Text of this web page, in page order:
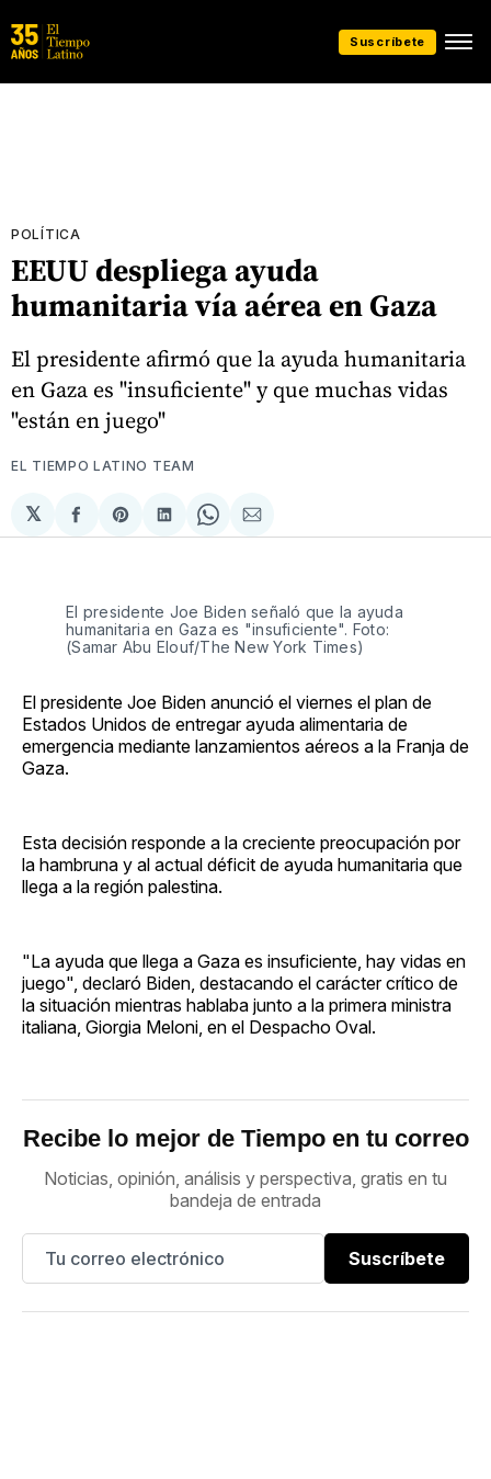
Suscríbete
POLÍTICA
EEUU despliega ayuda
humanitaria vía aérea en Gaza
El presidente afirmó que la ayuda humanitaria
en Gaza es "insuficiente" y que muchas vidas
"están en juego"
EL TIEMPO LATINO TEAM
𝕏
Compartir
en
Share
on
Compartir
en
Share
on
Compartir
via
El presidente Joe Biden señaló que la ayuda
humanitaria en Gaza es "insuficiente". Foto:
(Samar Abu Elouf/The New York Times)
El presidente Joe Biden anunció el viernes el plan de
Estados Unidos de entregar ayuda alimentaria de
emergencia mediante lanzamientos aéreos a la Franja de
Gaza.
Esta decisión responde a la creciente preocupación por
la hambruna y al actual déficit de ayuda humanitaria que
llega a la región palestina.
"La ayuda que llega a Gaza es insuficiente, hay vidas en
juego", declaró Biden, destacando el carácter crítico de
la situación mientras hablaba junto a la primera ministra
italiana, Giorgia Meloni, en el Despacho Oval.
Recibe lo mejor de Tiempo en tu correo
Noticias, opinión, análisis y perspectiva, gratis en tu
bandeja de entrada
Suscríbete